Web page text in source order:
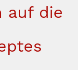
auf die